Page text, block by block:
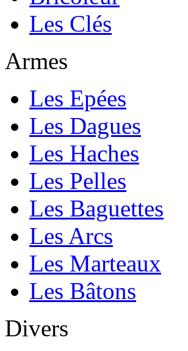
Les Clés
Armes
Les Epées
Les Dagues
Les Haches
Les Pelles
Les Baguettes
Les Arcs
Les Marteaux
Les Bâtons
Divers